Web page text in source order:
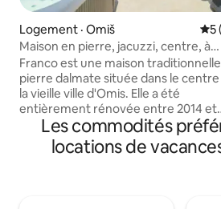
Logement · Omiš
5
Maison en pierre, jacuzzi, centre, à
200 m de la plage
Franco est une maison
pierre dalmate située dans le centre
la vieille ville d'Omis. Elle a été
entièrement rénovée entre 2014 et
2017, et transformée en un petit
architectural. Les rénovations ont été
effectuées en coopération avec des
Les commodités
locations de